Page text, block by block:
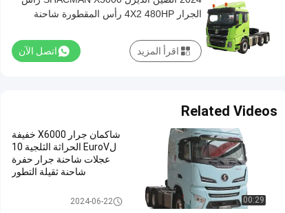
الجرار 4X2 480HP رأس المقطورة شاحنة
اتصل الآن اقرأ المزيد
Related Videos
00:29
شاكمان جرار X6000 خفيفة
لEuroV الحراثة الثلجية 10
عجلات شاحنة جرار حفرة
شاحنة ثقيلة التطور
شاحنة الجرار شاكمان2024-06-22